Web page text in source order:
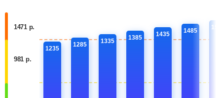
1471 р.
981 р.
1235
1285
1335
1385
1435
1485